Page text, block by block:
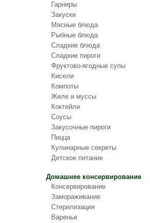
Гарниры
Закуски
Мясные блюда
Рыбные блюда
Сладкие блюда
Сладкие пироги
Фруктово-ягодные супы
Кисели
Компоты
Желе и муссы
Коктейли
Соусы
Закусочные пироги
Пицца
Кулинарные секреты
Детское питание
Домашнее консервирование
Консервирование
Замораживание
Стерилизация
Варенье